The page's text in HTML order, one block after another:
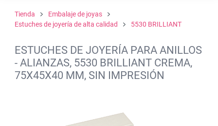
Tienda
Embalaje de joyas
Estuches de joyería de alta calidad
5530 BRILLIANT
ESTUCHES DE JOYERÍA PARA ANILLOS
- ALIANZAS, 5530 BRILLIANT CREMA,
75X45X40 MM, SIN IMPRESIÓN